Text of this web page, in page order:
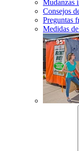
Mudanzas
Consejos
Preguntas
Medidas